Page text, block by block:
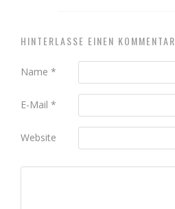
HINTERLASSE EINEN KOMMENTAR
Name *
E-Mail *
Website